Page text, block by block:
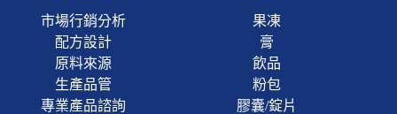
市場行銷分析
配方設計
原料來源
生產品管
專業產品諮詢
果凍
膏
飲品
粉包
膠囊/錠片